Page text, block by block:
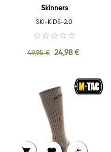
Skinners
SKI-KIDS-2.0
49,95 € 24,98 €